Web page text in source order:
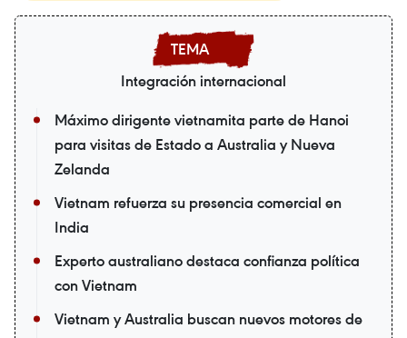
Integración internacional
Máximo dirigente vietnamita parte de Hanoi
para visitas de Estado a Australia y Nueva
Zelanda
Vietnam refuerza su presencia comercial en
India
Experto australiano destaca confianza política
con Vietnam
Vietnam y Australia buscan nuevos motores de